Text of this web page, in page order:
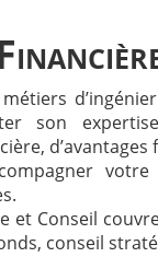
son
et Conseil
conseil